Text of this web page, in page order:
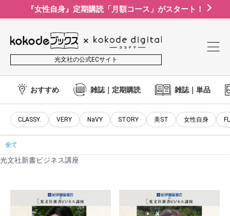
『女性自身』定期購読「月額コース」がスタート！
光文社の公式ECサイト
おすすめ 雑誌｜定期購読 雑誌｜単品
CLASSY. VERY NaVY STORY 美ST 女性自身
全て
光文社新書ビジネス講座